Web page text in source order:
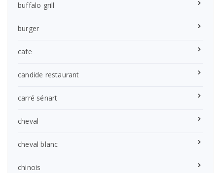
buffalo grill
burger
cafe
candide restaurant
carré sénart
cheval
cheval blanc
chinois